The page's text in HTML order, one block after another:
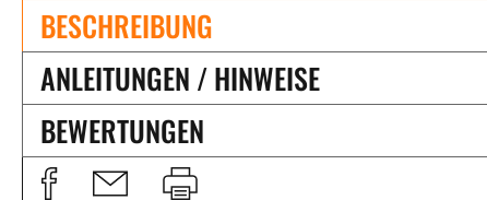
BESCHREIBUNG
ANLEITUNGEN / HINWEISE
BEWERTUNGEN